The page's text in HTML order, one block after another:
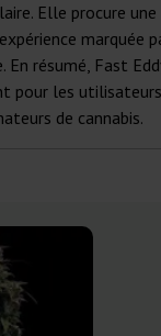
Elle procure
résumé, Fast
les
de cannabis.